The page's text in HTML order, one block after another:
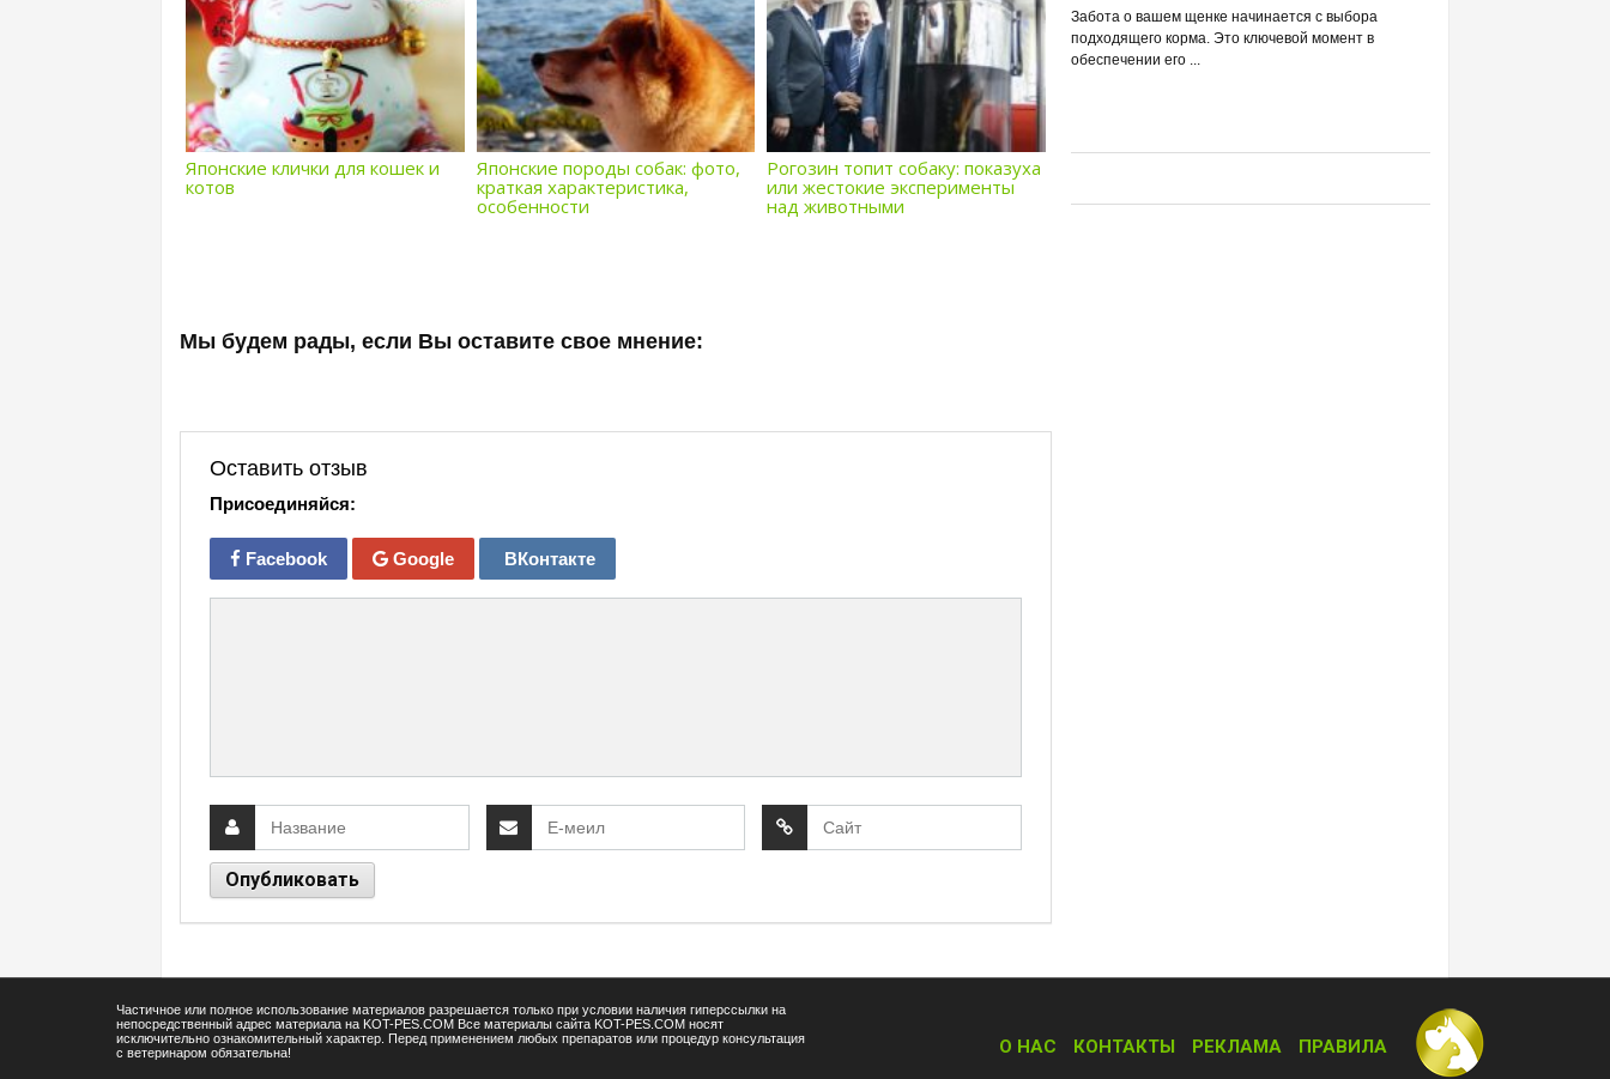
Японские клички для кошек и
котов
Японские породы собак: фото,
краткая характеристика,
особенности
Рогозин топит собаку: показуха
или жестокие эксперименты
над животными
Мы будем рады, если Вы оставите свое мнение:
Оставить отзыв
Присоединяйся:
Facebook Google ВКонтакте
ИЗУЧАЕМ СОСТАВ НОВОГО
ПРЕМИУМ-БРЕНДА
Основа здоровья и долголетия собаки – правильное
и сбалансированное питание. Главная задача ...
Забота о вашем щенке начинается с выбора
подходящего корма. Это ключевой момент в
обеспечении его ...
Частичное или полное использование материалов разрешается только при условии наличия гиперссылки на
непосредственный адрес материала на KOT-PES.COM Все материалы сайта KOT-PES.COM носят
исключительно ознакомительный характер. Перед применением любых препаратов или процедур консультация
с ветеринаром обязательна!
О НАС КОНТАКТЫ РЕКЛАМА ПРАВИЛА